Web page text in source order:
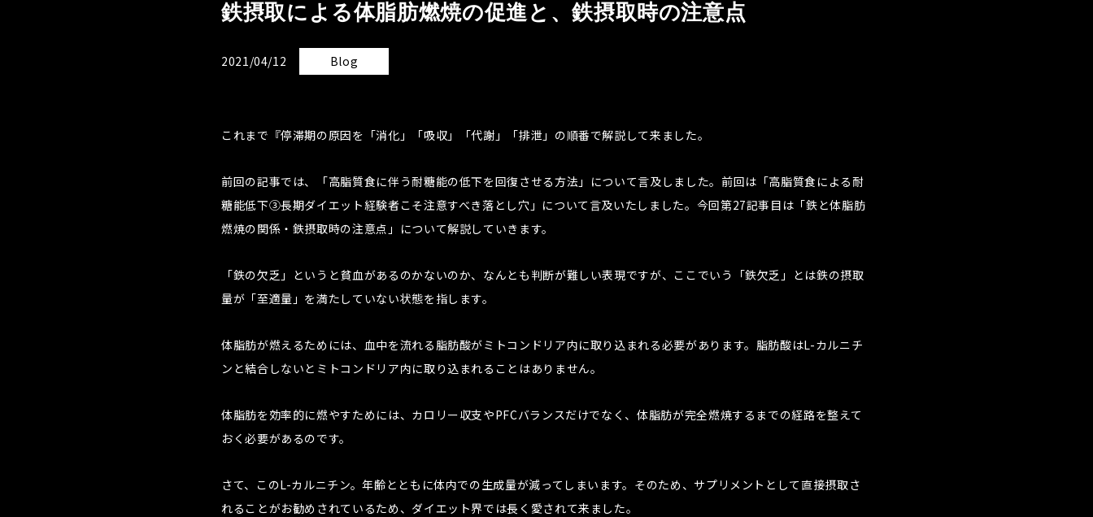
鉄摂取による体脂肪燃焼の促進と、鉄摂取時の注意点
2021/04/12 Blog
これまで『停滞期の原因を「消化」「吸収」「代謝」「排泄」の順番で解説して来ました。
前回の記事では、「高脂質食に伴う耐糖能の低下を回復させる方法」について言及しました。前回は「高脂質食による耐
糖能低下③長期ダイエット経験者こそ注意すべき落とし穴」について言及いたしました。今回第27記事目は「鉄と体脂肪
燃焼の関係・鉄摂取時の注意点」について解説していきます。
「鉄の欠乏」というと貧血があるのかないのか、なんとも判断が難しい表現ですが、ここでいう「鉄欠乏」とは鉄の摂取
量が「至適量」を満たしていない状態を指します。
体脂肪が燃えるためには、血中を流れる脂肪酸がミトコンドリア内に取り込まれる必要があります。脂肪酸はL-カルニチ
ンと結合しないとミトコンドリア内に取り込まれることはありません。
体脂肪を効率的に燃やすためには、カロリー収支やPFCバランスだけでなく、体脂肪が完全燃焼するまでの経路を整えて
おく必要があるのです。
さて、このL-カルニチン。年齢とともに体内での生成量が減ってしまいます。そのため、サプリメントとして直接摂取さ
れることがお勧めされているため、ダイエット界では長く愛されて来ました。